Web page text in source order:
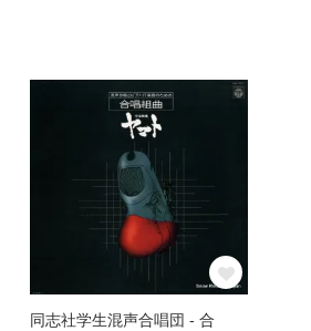
同志社学生混声合唱団 - 合